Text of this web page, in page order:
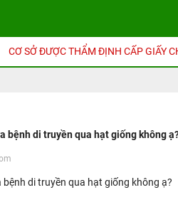
CƠ SỞ ĐƯỢC THẨM ĐỊNH CẤP GIẤY
bệnh di truyền qua hạt giống không
di truyền qua hạt giống không ạ?